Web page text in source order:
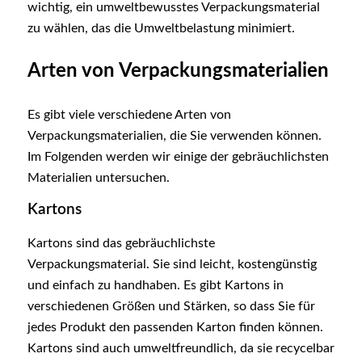
wichtig, ein umweltbewusstes Verpackungsmaterial
zu wählen, das die Umweltbelastung minimiert.
Arten von Verpackungsmaterialien
Es gibt viele verschiedene Arten von
Verpackungsmaterialien, die Sie verwenden können.
Im Folgenden werden wir einige der gebräuchlichsten
Materialien untersuchen.
Kartons
Kartons sind das gebräuchlichste
Verpackungsmaterial. Sie sind leicht, kostengünstig
und einfach zu handhaben. Es gibt Kartons in
verschiedenen Größen und Stärken, so dass Sie für
jedes Produkt den passenden Karton finden können.
Kartons sind auch umweltfreundlich, da sie recycelbar